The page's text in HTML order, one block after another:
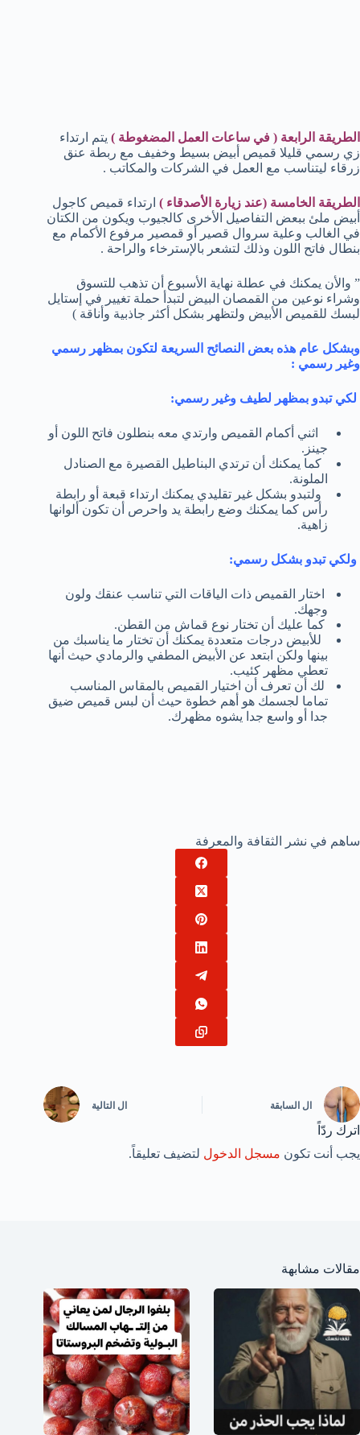
الطريقة الرابعة ( في ساعات العمل المضغوطة ) يتم ارتداء
زي رسمي قليلا قميص أبيض بسيط وخفيف مع ربطة عنق
زرقاء ليتناسب مع العمل في الشركات والمكاتب .
الطريقة الخامسة (عند زيارة الأصدقاء ) ارتداء قميص كاجول
أبيض ملئ ببعض التفاصيل الأخرى كالجيوب ويكون من الكتان
في الغالب وعلية سروال قصير أو قمصير مرفوع الأكمام مع
بنطال فاتح اللون وذلك لتشعر بالإسترخاء والراحة .
” والأن يمكنك في عطلة نهاية الأسبوع أن تذهب للتسوق
وشراء نوعين من القمصان البيض لتبدأ حملة تغيير في إستايل
لبسك للقميص الأبيض ولتظهر بشكل أكثر جاذبية وأناقة )
وبشكل عام هذه بعض النصائح السريعة لتكون بمظهر رسمي
وغير رسمي :
لكي تبدو بمظهر لطيف وغير رسمي:
اثني أكمام القميص وارتدي معه بنطلون فاتح اللون أو
جينز.
كما يمكنك أن ترتدي البناطيل القصيرة مع الصنادل
الملونة.
ولتبدو بشكل غير تقليدي يمكنك ارتداء قبعة أو رابطة
رأس كما يمكنك وضع رابطة يد واحرص أن تكون ألوانها
زاهية.
ولكي تبدو بشكل رسمي:
اختار القميص ذات الياقات التي تناسب عنقك ولون
وجهك.
كما عليك أن تختار نوع قماش من القطن.
للأبيض درجات متعددة يمكنك أن تختار ما يناسبك من
بينها ولكن ابتعد عن الأبيض المطفي والرمادي حيث أنها
تعطي مظهر كئيب.
لك أن تعرف أن اختيار القميص بالمقاس المناسب
تماما لجسمك هو أهم خطوة حيث أن لبس قميص ضيق
جدا أو واسع جدا يشوه مظهرك.
ساهم في نشر الثقافة والمعرفة
ال السابقة ال التالية
اترك ردّاً
يجب أنت تكون مسجل الدخول لتضيف تعليقاً.
مقالات مشابهة